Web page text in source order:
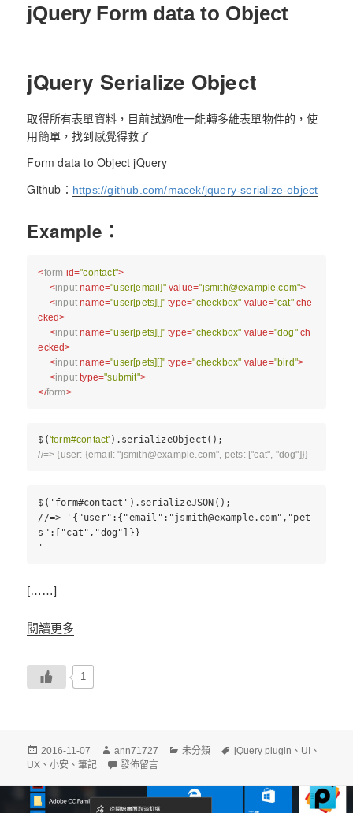
jQuery Form data to Object
jQuery Serialize Object
取得所有表單資料，目前試過唯一能轉多維表單物件的，使
用簡單，找到感覺得救了
Form data to Object jQuery
Github： https://github.com/macek/jquery-serialize-object
Example：
<form id="contact">
<input name="user[email]" value="jsmith@example.com">
<input name="user[pets][]" type="checkbox" value="cat" che
cked>
<input name="user[pets][]" type="checkbox" value="dog" ch
ecked>
<input name="user[pets][]" type="checkbox" value="bird">
<input type="submit">
</form>
$('form#contact' ).serializeObject();
//=> {user: {email: "jsmith@example.com", pets: ["cat", "dog"]}}
$('form#contact').serializeJSON();
//=> '{"user":{"email":"jsmith@example.com","pet
s":["cat","dog"]}}
'
[……]
閱讀更多
1
發
佈
期:
2016-11-07
作
者
ann71727
分
未分類
標
jQuery plugin 、 UI 、
UX 、小安 、筆記 在〈jQuery Form data to Object〉
發佈留言